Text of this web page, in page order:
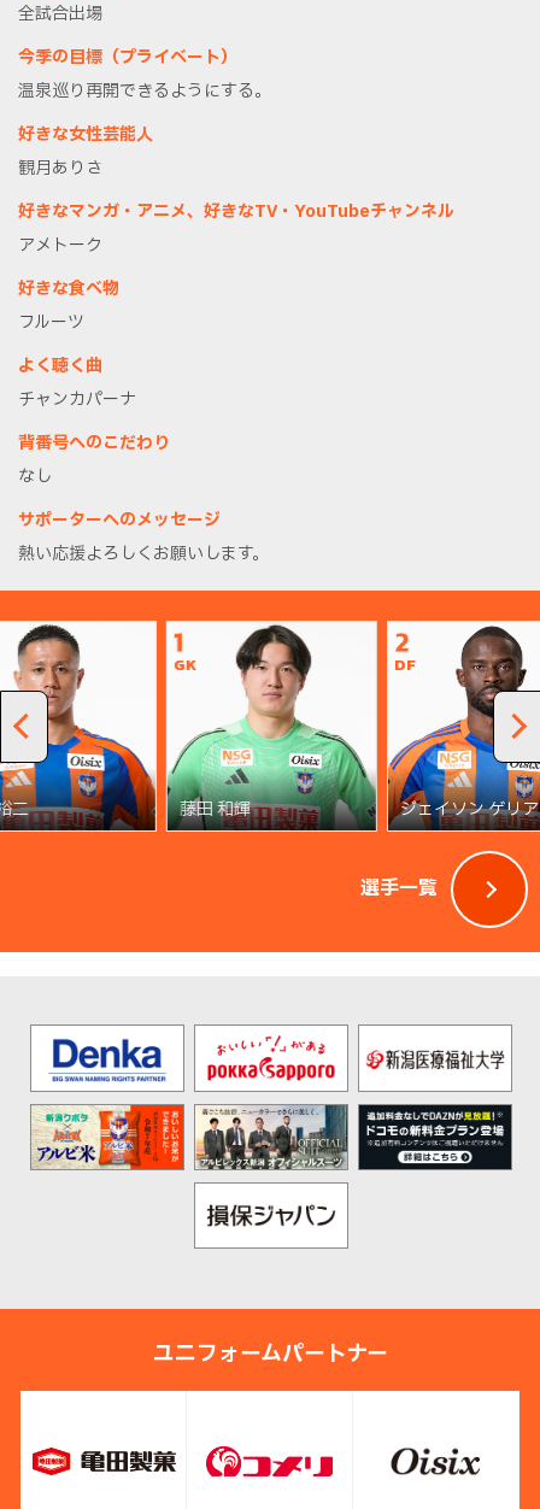
全試合出場
今季の目標（プライベート）
温泉巡り再開できるようにする。
好きな女性芸能人
観月ありさ
好きなマンガ・アニメ、好きなTV・YouTubeチャンネル
アメトーク
好きな食べ物
フルーツ
よく聴く曲
チャンカパーナ
背番号へのこだわり
なし
サポーターへのメッセージ
熱い応援よろしくお願いします。
二
1
GK
藤田 和輝
2
DF
ジェイソン ゲリア
選手一覧
ユニフォームパートナー